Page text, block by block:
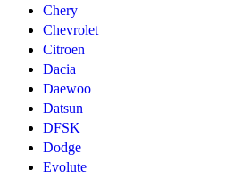
Chery
Chevrolet
Citroen
Dacia
Daewoo
Datsun
DFSK
Dodge
Evolute